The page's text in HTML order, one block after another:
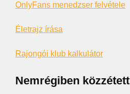
OnlyFans menedzser felvétele
Életrajz írása
Rajongói klub kalkulátor
Nemrégiben közzétett